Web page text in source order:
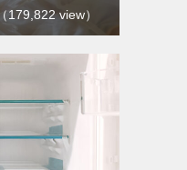
（179,822 view）